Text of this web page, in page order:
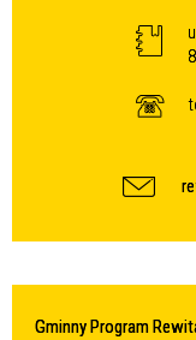
Gminny Program